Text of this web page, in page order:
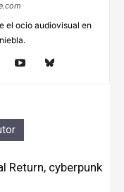
el ocio audiovisual en
Return, cyberpunk